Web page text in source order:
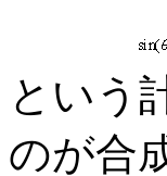
という
のが合